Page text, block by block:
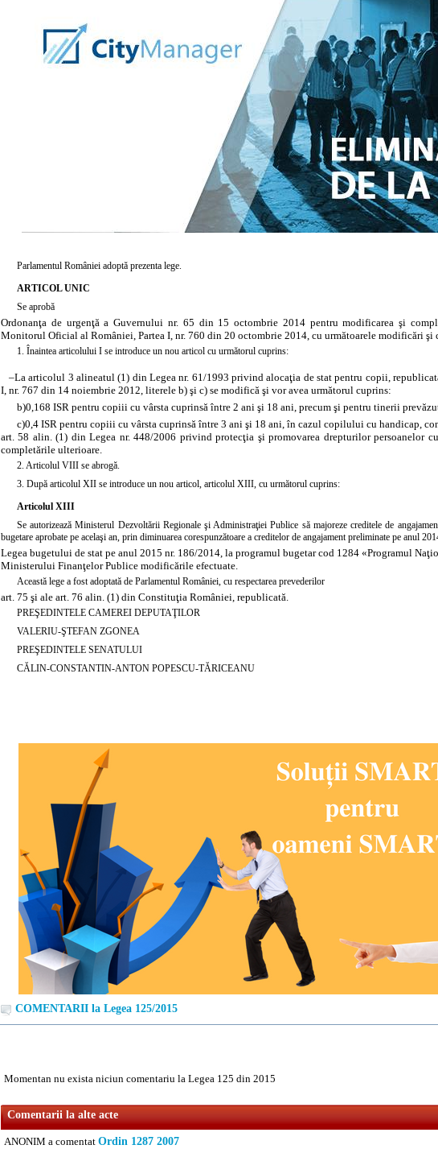
Parlamentul României adoptă prezenta lege.
ARTICOL UNIC
Se aprobă
Ordonanţa de urgenţă a Guvernului nr. 65 din 15 octombrie 2014 pentru modificarea şi
Monitorul Oficial al României, Partea I, nr. 760 din 20 octombrie 2014, cu următoarele modificări şi
1. Înaintea articolului I se introduce un nou articol cu următorul cuprins:
–Laarticolul 3 alineatul (1) dinLegea nr. 61/1993 privind alocaţia de stat pentru copii,
I, nr. 767 din 14 noiembrie 2012, literele b) şi c) se modifică şi vor avea următorul cuprins:
b)0,168 ISR pentru copiii cu vârsta cuprinsă între 2 ani şi 18 ani, precum şi pentru tinerii
c)0,4 ISR pentru copiii cu vârsta cuprinsă între 3 ani şi 18 ani, în cazul copilului cu handicap,
art. 58 alin. (1) din Legea nr. 448/2006 privind protecţia şi promovarea drepturilor persoanelor
completările ulterioare.
2. Articolul VIII se abrogă.
3. După articolul XII se introduce un nou articol, articolul XIII, cu următorul cuprins:
Articolul XIII
Se autorizează Ministerul Dezvoltării Regionale şi Administraţiei Publice să majoreze creditele de
bugetare aprobate pe acelaşi an, prin diminuarea corespunzătoare a creditelor de angajament preliminate pe anul
Legea bugetului de stat pe anul 2015 nr. 186/2014, la programul bugetar cod 1284 «Programul
Ministerului Finanţelor Publice modificările efectuate.
Această lege a fost adoptată de Parlamentul României, cu respectarea prevederilor
art. 75 şi ale art. 76 alin. (1) din Constituţia României, republicată.
PREŞEDINTELE CAMEREI DEPUTAŢILOR
VALERIU-ŞTEFAN ZGONEA
PREŞEDINTELE SENATULUI
CĂLIN-CONSTANTIN-ANTON POPESCU-TĂRICEANU
COMENTARII la Legea 125/2015
Momentan nu exista niciun comentariu la Legea 125 din 2015
Comentarii la alte acte
ANONIM a comentat Ordin 1287 2007